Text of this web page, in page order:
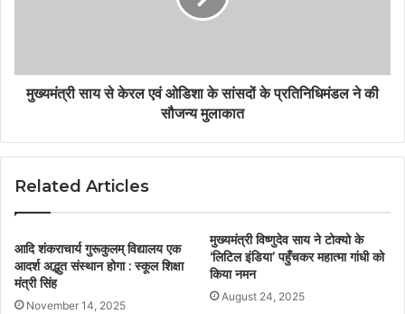
मुख्यमंत्री साय से केरल एवं ओडिशा के सांसदों के प्रतिनिधिमंडल ने की
सौजन्य मुलाकात
Related Articles
आदि शंकराचार्य गुरूकुलम् विद्यालय एक
आदर्श अद्भुत संस्थान होगा : स्कूल शिक्षा
मंत्री सिंह
November 14, 2025
मुख्यमंत्री विष्णुदेव साय ने टोक्यो के
‘लिटिल इंडिया’ पहुँचकर महात्मा गांधी को
किया नमन
August 24, 2025